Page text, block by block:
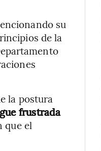
su
de la
la postura
frustrada
que el